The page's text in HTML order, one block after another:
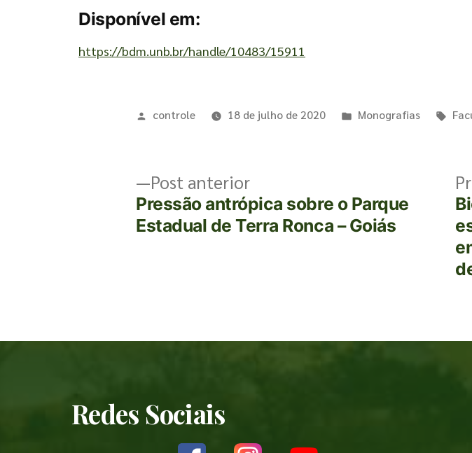
Disponível em:
https://bdm.unb.br/handle/10483/15911
controle 18 de julho de 2020 Monografias
Post anterior
Pressão antrópica sobre o Parque
Estadual de Terra Ronca – Goiás
Redes Sociais